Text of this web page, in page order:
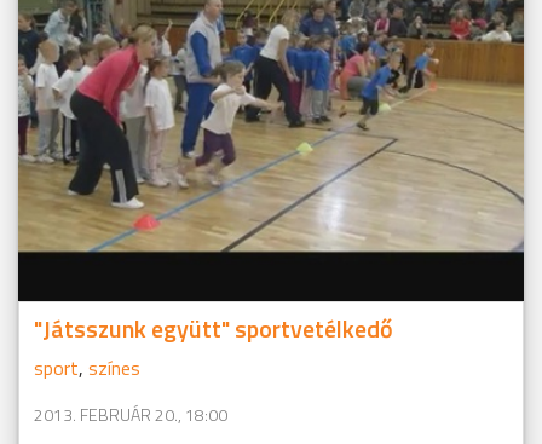
"Játsszunk együtt" sportvetélkedő
sport, színes
2013. FEBRUÁR 20., 18:00